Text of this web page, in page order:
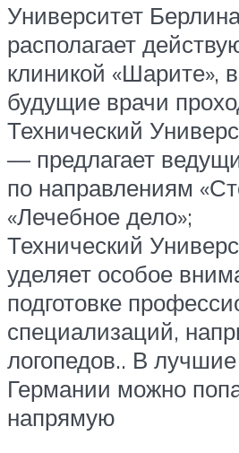
Университет
располагает
клиникой «Шарите»,
будущие врачи
Технический
— предлагает
по направлениям
«Лечебное дело»;
Технический
уделяет особое
подготовке
специализаций,
логопедов.. В
Германии можно
напрямую